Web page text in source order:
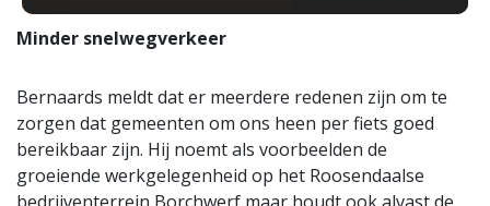
Minder snelwegverkeer
Bernaards meldt dat er meerdere redenen zijn om te
zorgen dat gemeenten om ons heen per fiets goed
bereikbaar zijn. Hij noemt als voorbeelden de
groeiende werkgelegenheid op het Roosendaalse